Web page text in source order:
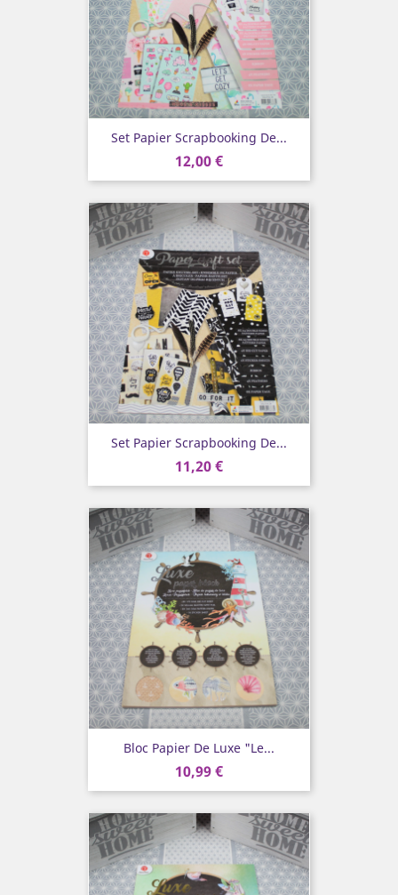
Set Papier Scrapbooking De...
12,00 €
Set Papier Scrapbooking De...
11,20 €
Bloc Papier De Luxe "Le...
10,99 €